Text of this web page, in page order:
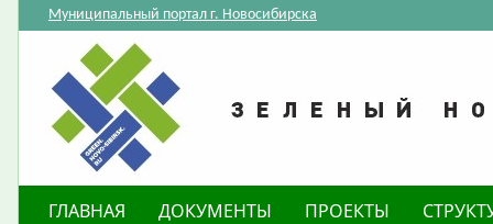
Муниципальный портал г. Новосибирска
ГЛАВНАЯ ДОКУМЕНТЫ ПРОЕКТЫ